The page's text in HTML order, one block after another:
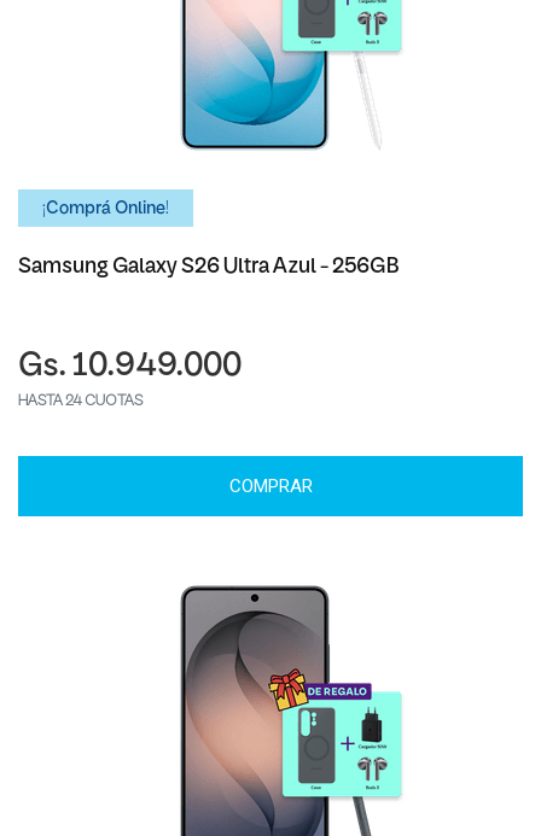
¡Comprá Online!
Samsung Galaxy S26 Ultra Azul - 256GB
Gs. 10.949.000
HASTA 24 CUOTAS
COMPRAR